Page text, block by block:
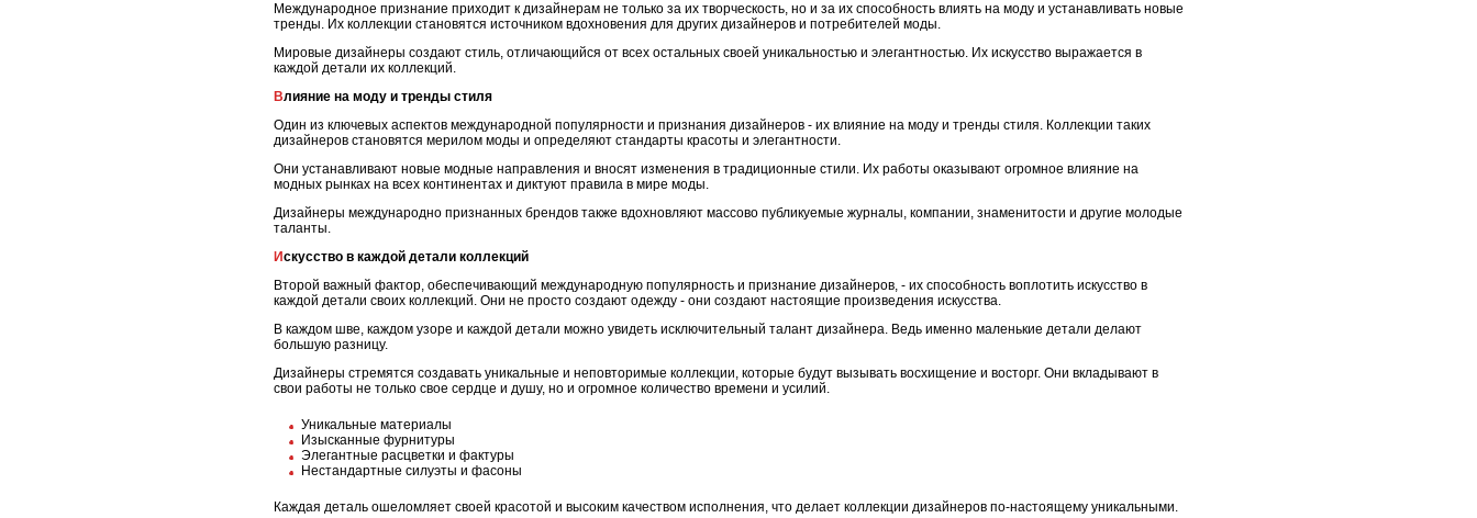
Международное признание приходит к дизайнерам не только за их творческость, но и за их способность влиять на моду и устанавливать новые
тренды. Их коллекции становятся источником вдохновения для других дизайнеров и потребителей моды.
Мировые дизайнеры создают стиль, отличающийся от всех остальных своей уникальностью и элегантностью. Их искусство выражается в
каждой детали их коллекций.
Влияние на моду и тренды стиля
Один из ключевых аспектов международной популярности и признания дизайнеров - их влияние на моду и тренды стиля. Коллекции таких
дизайнеров становятся мерилом моды и определяют стандарты красоты и элегантности.
Они устанавливают новые модные направления и вносят изменения в традиционные стили. Их работы оказывают огромное влияние на
модных рынках на всех континентах и диктуют правила в мире моды.
Дизайнеры международно признанных брендов также вдохновляют массово публикуемые журналы, компании, знаменитости и другие молодые
таланты.
Искусство в каждой детали коллекций
Второй важный фактор, обеспечивающий международную популярность и признание дизайнеров, - их способность воплотить искусство в
каждой детали своих коллекций. Они не просто создают одежду - они создают настоящие произведения искусства.
В каждом шве, каждом узоре и каждой детали можно увидеть исключительный талант дизайнера. Ведь именно маленькие детали делают
большую разницу.
Дизайнеры стремятся создавать уникальные и неповторимые коллекции, которые будут вызывать восхищение и восторг. Они вкладывают в
свои работы не только свое сердце и душу, но и огромное количество времени и усилий.
Уникальные материалы
Изысканные фурнитуры
Элегантные расцветки и фактуры
Нестандартные силуэты и фасоны
Каждая деталь ошеломляет своей красотой и высоким качеством исполнения, что делает коллекции дизайнеров по-настоящему уникальными.